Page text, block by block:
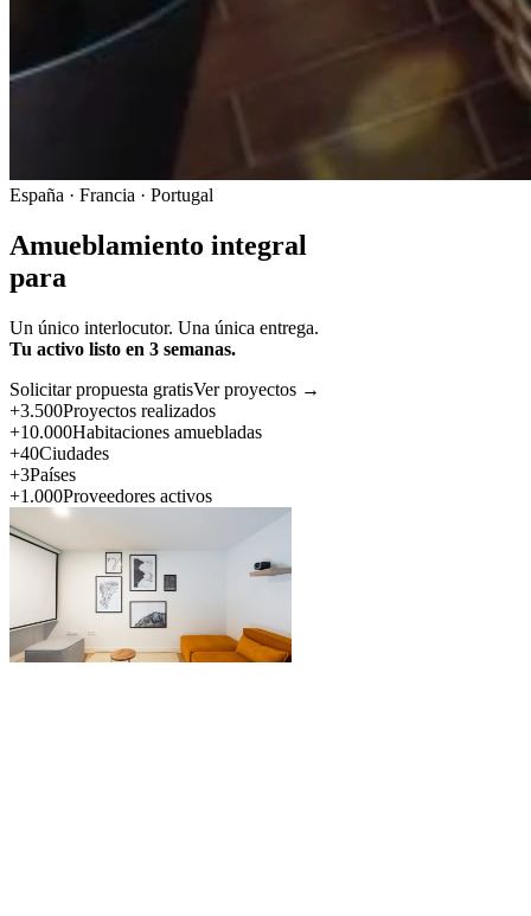
España · Francia · Portugal
Amueblamiento integral
para
Un único interlocutor. Una única entrega.
Tu activo listo en 3 semanas.
Solicitar propuesta gratisVer proyectos →
+3.500Proyectos realizados
+10.000Habitaciones amuebladas
+40Ciudades
+3Países
+1.000Proveedores activos